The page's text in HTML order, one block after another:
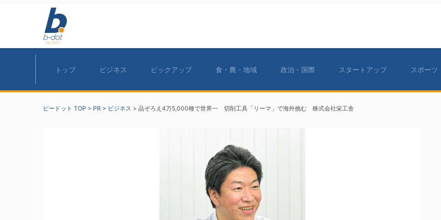
トップ ビジネス ピックアップ 食・農・地域 政治・国際 スタートアップ スポーツ
ビードット TOP > PR > ビジネス > 品ぞろえ4万5,000種で世界一 切削工具「リーマ」で海外挑む 株式会社栄工舎